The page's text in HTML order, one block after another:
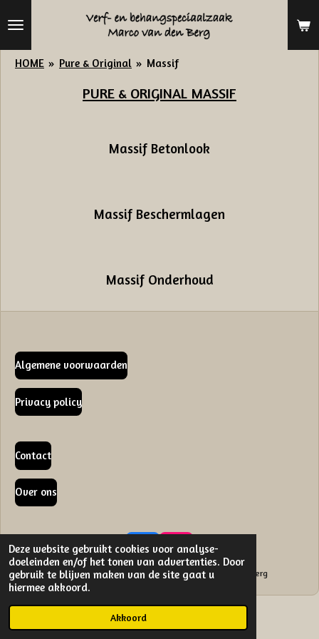
Deze website gebruikt cookies voor analyse-
doeleinden en/of het tonen van advertenties. Door
gebruik te blijven maken van de site gaat u
hiermee akkoord.
Akkoord
HOME » Pure & Original » Massif
PURE & ORIGINAL MASSIF
Massif Betonlook
Massif Beschermlagen
Massif Onderhoud
Algemene voorwaarden
Privacy policy
Contact
Over ons
F
a
e
b
o
I
n
t
g
© 2022 - 2026 Verf- en Behangspeciaalzaak Marco van den Berg